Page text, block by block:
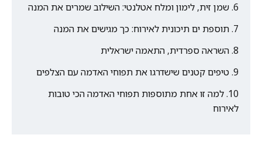
שמן זית, לימון ומלח אטלנטי: השילוב שמרים את המנה
תוספת ים תיכונית לאירוח: כך מגישים את המנה
השראה ספרדית, התאמה ישראלית
טיפים קטנים שישדרגו את תפוחי האדמה עם הצלפים
למה זו אחת מתוספות תפוחי האדמה הכי טובות
לאירוח